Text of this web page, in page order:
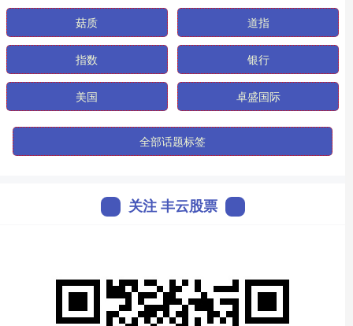
菇质 道指
指数 银行
美国 卓盛国际
全部话题标签
关注 丰云股票